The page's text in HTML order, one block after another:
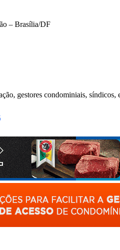
– Brasília/DF
gestores condominiais, síndicos,